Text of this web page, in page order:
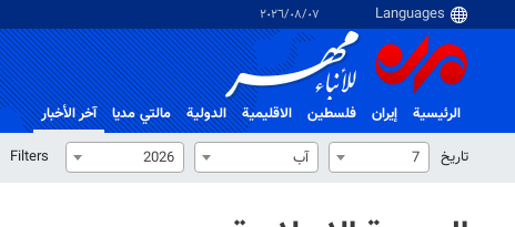
٠٧‏/٠٨‏/٢٠٢٦
الرئيسية إيران فلسطین الاقلیمیة الدولية مالتي مدیا
آخر الأخبار
تاریخ
7 آب 2026
Filters